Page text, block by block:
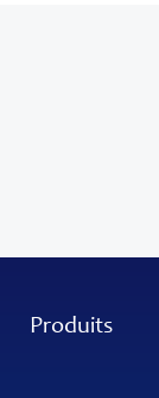
Produits